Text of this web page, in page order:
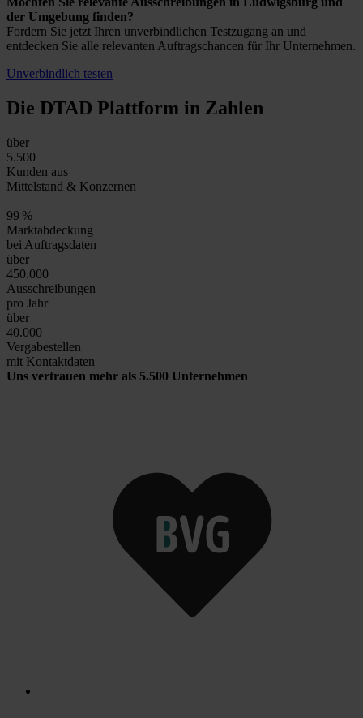
der Umgebung finden?
Fordern Sie jetzt Ihren unverbindlichen Testzugang an und
entdecken Sie alle relevanten Auftragschancen für Ihr Unternehmen.
Unverbindlich testen
Die DTAD Plattform in Zahlen
über
5.500
Kunden aus
Mittelstand & Konzernen
99 %
Marktabdeckung
bei Auftragsdaten
über
450.000
Ausschreibungen
pro Jahr
über
40.000
Vergabestellen
mit Kontaktdaten
Uns vertrauen mehr als 5.500 Unternehmen